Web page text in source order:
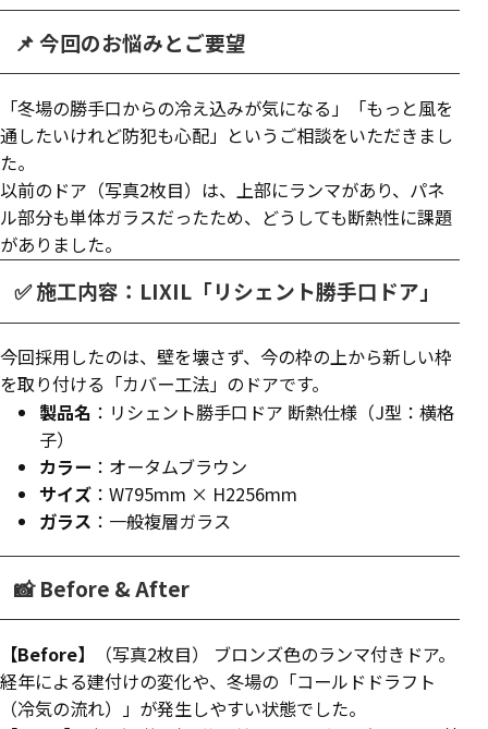
📌 今回のお悩みとご要望
「冬場の勝手口からの冷え込みが気になる」「もっと風を
通したいけれど防犯も心配」というご相談をいただきまし
た。
以前のドア（写真2枚目）は、上部にランマがあり、パネ
ル部分も単体ガラスだったため、どうしても断熱性に課題
がありました。
✅ 施工内容：LIXIL「リシェント勝手口ドア」
今回採用したのは、壁を壊さず、今の枠の上から新しい枠
を取り付ける「カバー工法」のドアです。
製品名 ：リシェント勝手口ドア 断熱仕様（J型：横格
子）
カラー ：オータムブラウン
サイズ：W795mm × H2256mm
ガラス ：一般複層ガラス
📸 Before & After
【Before】
（写真2枚目） ブロンズ色のランマ付きドア。
経年による建付けの変化や、冬場の「コールドドラフト
（冷気の流れ）」が発生しやすい状態でした。